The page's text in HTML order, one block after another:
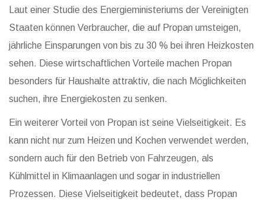
Laut einer Studie des Energieministeriums der Vereinigten
Staaten können Verbraucher, die auf Propan umsteigen,
jährliche Einsparungen von bis zu 30 % bei ihren Heizkosten
sehen. Diese wirtschaftlichen Vorteile machen Propan
besonders für Haushalte attraktiv, die nach Möglichkeiten
suchen, ihre Energiekosten zu senken.
Ein weiterer Vorteil von Propan ist seine Vielseitigkeit. Es
kann nicht nur zum Heizen und Kochen verwendet werden,
sondern auch für den Betrieb von Fahrzeugen, als
Kühlmittel in Klimaanlagen und sogar in industriellen
Prozessen. Diese Vielseitigkeit bedeutet, dass Propan